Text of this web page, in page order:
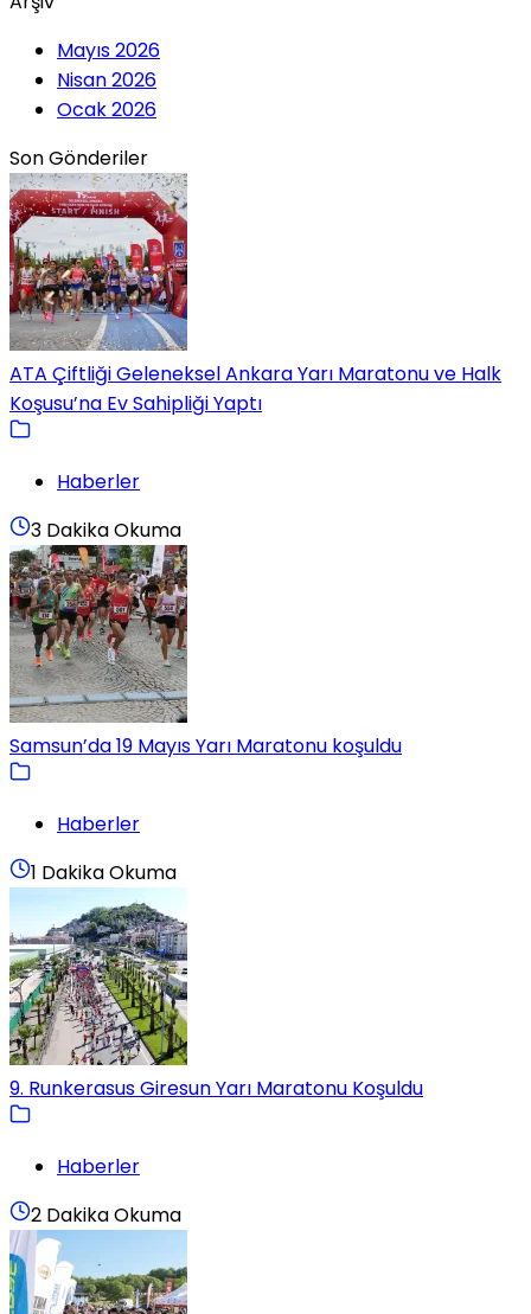
Mayıs 2026
Nisan 2026
Ocak 2026
Son Gönderiler
ATA Çiftliği Geleneksel Ankara Yarı Maratonu ve Halk
Koşusu’na Ev Sahipliği Yaptı
Haberler
3 Dakika Okuma
Samsun’da 19 Mayıs Yarı Maratonu koşuldu
Haberler
1 Dakika Okuma
9. Runkerasus Giresun Yarı Maratonu Koşuldu
Haberler
2 Dakika Okuma